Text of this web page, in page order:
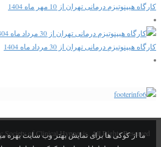
کارگاه هیپنوتیزم درمانی تهران از 10 مهر ماه 1404
کارگاه هیپنوتیزم درمانی تهران از 30 مرداد ماه 1404
Society of Clinical Hypnosis. All Rights Reserved
ما از کوکی ها برای نمایش بهتر وب سایت بهره